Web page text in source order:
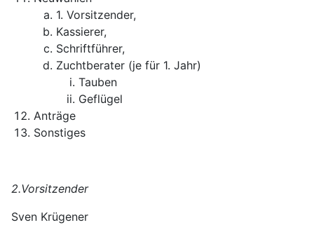
1. Vorsitzender,
Kassierer,
Schriftführer,
Zuchtberater (je für 1. Jahr)
Tauben
Geflügel
Anträge
Sonstiges
2.Vorsitzender
Sven Krügener